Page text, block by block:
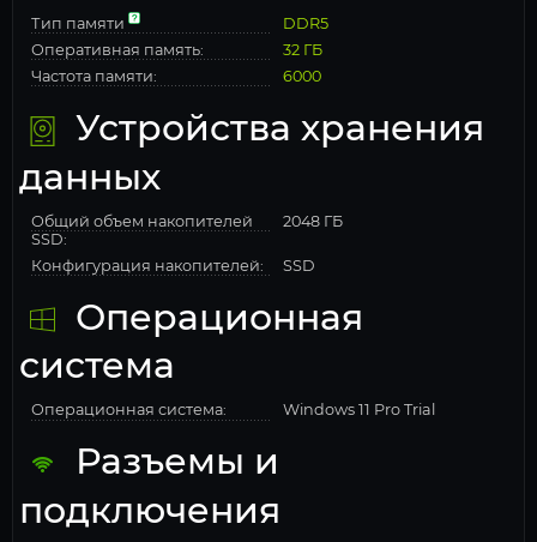
Тип памяти
DDR5
Оперативная память:
32 ГБ
Частота памяти:
6000
Устройства хранения
данных
Общий объем накопителей
SSD:
2048 ГБ
Конфигурация накопителей: SSD
Операционная
система
Операционная система: Windows 11 Pro Trial
Разъемы и
подключения